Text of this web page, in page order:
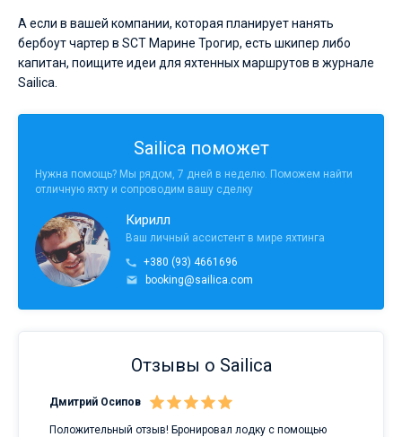
А если в вашей компании, которая планирует нанять
бербоут чартер в SCT Марине Трогир, есть шкипер либо
капитан, поищите идеи для яхтенных маршрутов в журнале
Sailica.
Sailica поможет
Нужна помощь? Мы рядом, 7 дней в неделю. Поможем найти
отличную яхту и сопроводим вашу сделку
Кирилл
Ваш личный ассистент в мире яхтинга
+380 (93) 4661696
booking@sailica.com
Отзывы о Sailica
Дмитрий Осипов
Положительный отзыв! Бронировал лодку с помощью